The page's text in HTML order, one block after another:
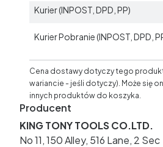
Kurier (INPOST, DPD, PP)
Kurier Pobranie (INPOST, DPD,
Cena dostawy dotyczy tego
wariancie - jeśli dotyczy). Może się
innych produktów do koszyka.
Producent
KING TONY TOOLS CO.LTD.
No 11, 150 Alley, 516 Lane, 2 Sec